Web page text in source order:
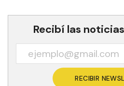
Recibí las
RECIBIR